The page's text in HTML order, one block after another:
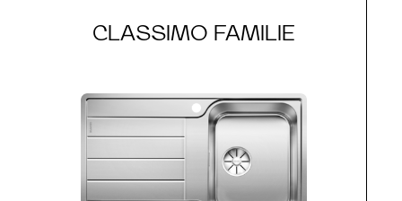
CLASSIMO FAMILIE